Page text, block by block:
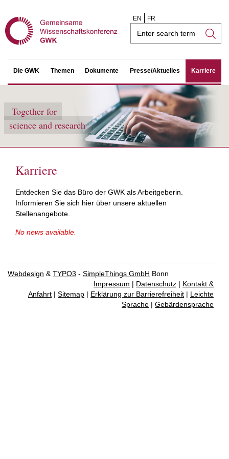
EN FR
Search
Die GWK Themen Dokumente Presse/Aktuelles Karriere
Together for
science and research
Karriere
Entdecken Sie das Büro der GWK als Arbeitgeberin.
Informieren Sie sich hier über unsere aktuellen
Stellenangebote.
No news available.
Webdesign & TYPO3 - SimpleThings GmbH Bonn
Impressum | Datenschutz | Kontakt &
Anfahrt | Sitemap | Erklärung zur Barrierefreiheit | Leichte
Sprache | Gebärdensprache